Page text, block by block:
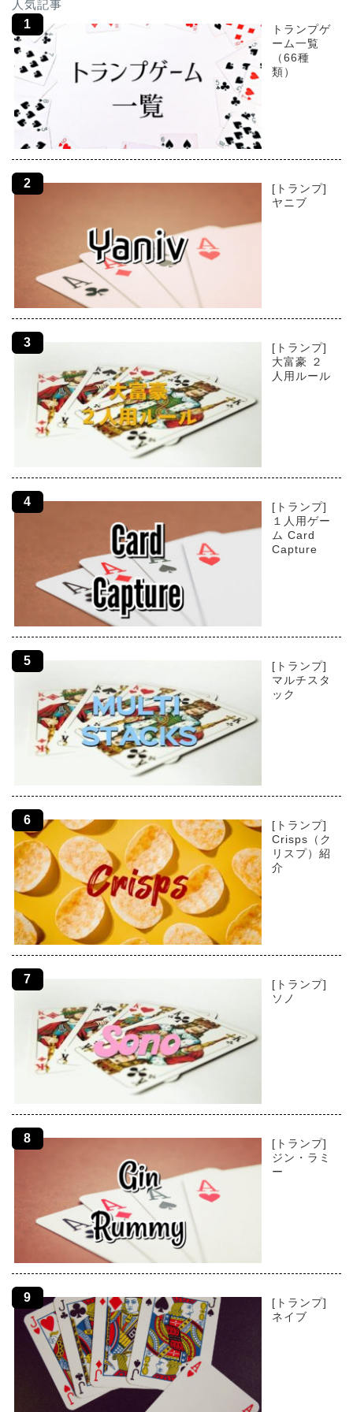
人気記事
トランプゲ
ーム一覧
（66種
類）
[トランプ]
ヤニブ
[トランプ]
大富豪 ２
人用ルール
[トランプ]
１人用ゲー
ム Card
Capture
[トランプ]
マルチスタ
ック
[トランプ]
Crisps（ク
リスプ）紹
介
[トランプ]
ソノ
[トランプ]
ジン・ラミ
ー
[トランプ]
ネイブ